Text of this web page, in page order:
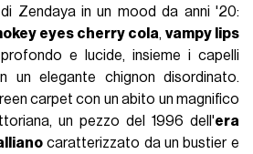
Zendaya in un mood da anni '20:
eyes cherry cola, vampy lips
e lucide, insieme i capelli
un elegante chignon disordinato.
carpet con un abito un magnifico
un pezzo del 1996 dell'era
caratterizzato da un bustier e